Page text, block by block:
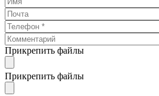
Прикрепить файлы
Прикрепить файлы